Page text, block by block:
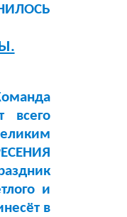
всего
и
в